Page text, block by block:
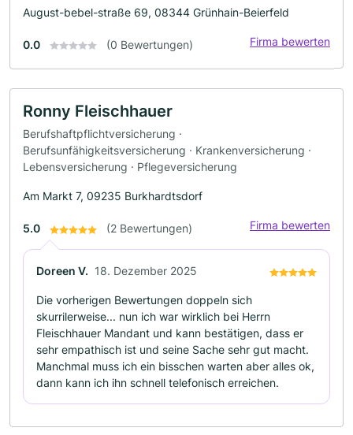
August-bebel-straße 69, 08344 Grünhain-Beierfeld
0.0 (0 Bewertungen) Firma bewerten
Ronny Fleischhauer
Berufshaftpflichtversicherung ·
Berufsunfähigkeitsversicherung · Krankenversicherung ·
Lebensversicherung · Pflegeversicherung
Am Markt 7, 09235 Burkhardtsdorf
5.0 (2 Bewertungen) Firma bewerten
Doreen V. 18. Dezember 2025
Die vorherigen Bewertungen doppeln sich
skurrilerweise... nun ich war wirklich bei Herrn
Fleischhauer Mandant und kann bestätigen, dass er
sehr empathisch ist und seine Sache sehr gut macht.
Manchmal muss ich ein bisschen warten aber alles ok,
dann kann ich ihn schnell telefonisch erreichen.